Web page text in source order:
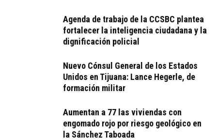
Agenda de trabajo de la CCSBC plantea
fortalecer la inteligencia ciudadana y la
dignificación policial
Nuevo Cónsul General de los Estados
Unidos en Tijuana: Lance Hegerle, de
formación militar
Aumentan a 77 las viviendas con
engomado rojo por riesgo geológico en
la Sánchez Taboada